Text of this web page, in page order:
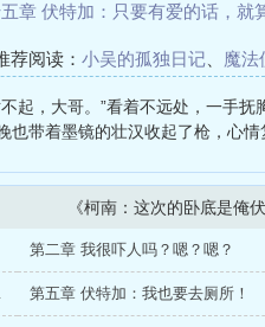
章 伏特加：只要有爱的话，就
荐阅读： 小吴的孤独日记 魔法
起，大哥。”看着不远处，一手
带着墨镜的壮汉收起了枪，心
《柯南：这次的卧底是俺
第二章 我很吓人吗？嗯？嗯？
（） 第五章 伏特加：我也要去厕所！